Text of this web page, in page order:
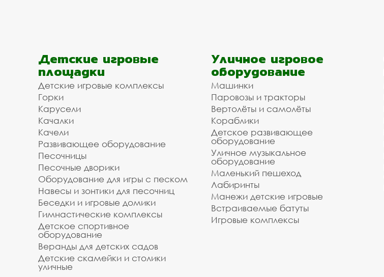
Детские игровые
площадки
Детские игровые комплексы
Горки
Карусели
Качалки
Качели
Развивающее оборудование
Песочницы
Песочные дворики
Оборудование для игры с песком
Навесы и зонтики для песочниц
Беседки и игровые домики
Гимнастические комплексы
Детское спортивное
оборудование
Веранды для детских садов
Детские скамейки и столики
уличные
Уличное игровое
оборудование
Машинки
Паровозы и тракторы
Вертолёты и самолёты
Кораблики
Детское развивающее
оборудование
Уличное музыкальное
оборудование
Маленький пешеход
Лабиринты
Манежи детские игровые
Встраиваемые батуты
Игровые комплексы